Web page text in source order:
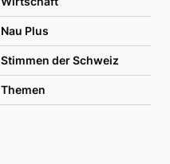
Nau Plus
Stimmen der Schweiz
Themen